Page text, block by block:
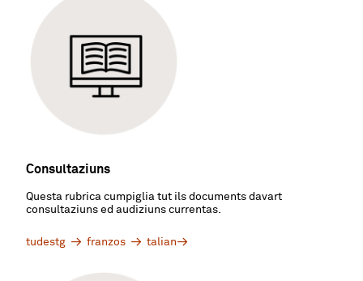
Consultaziuns
Questa rubrica cumpiglia tut ils documents davart
consultaziuns ed audiziuns currentas.
tudestg franzos talian